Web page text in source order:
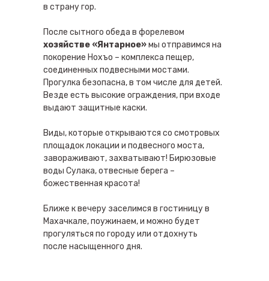
в страну гор.
После сытного обеда в форелевом
хозяйстве «Янтарное»мы отправимся на
покорение Нохъо – комплекса пещер,
соединенных подвесными мостами.
Прогулка безопасна, в том числе для детей.
Везде есть высокие ограждения, при входе
выдают защитные каски.
Виды, которые открываются со смотровых
площадок локации и подвесного моста,
завораживают, захватывают! Бирюзовые
воды Сулака, отвесные берега –
божественная красота!
Ближе к вечеру заселимся в гостиницу в
Махачкале, поужинаем, и можно будет
прогуляться по городу или отдохнуть
после насыщенного дня.